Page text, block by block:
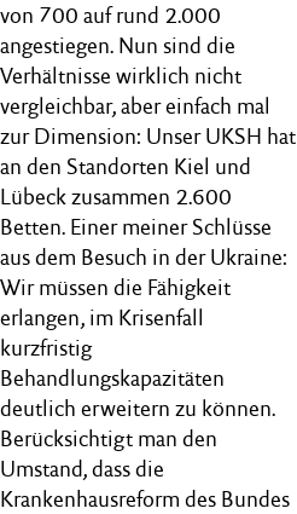
von 700 auf rund 2.000
angestiegen. Nun sind die
Verhältnisse wirklich nicht
vergleichbar, aber einfach mal
zur Dimension: Unser UKSH hat
an den Standorten Kiel und
Lübeck zusammen 2.600
Betten. Einer meiner Schlüsse
aus dem Besuch in der Ukraine:
Wir müssen die Fähigkeit
erlangen, im Krisenfall
kurzfristig
Behandlungskapazitäten
deutlich erweitern zu können.
Berücksichtigt man den
Umstand, dass die
Krankenhausreform des Bundes